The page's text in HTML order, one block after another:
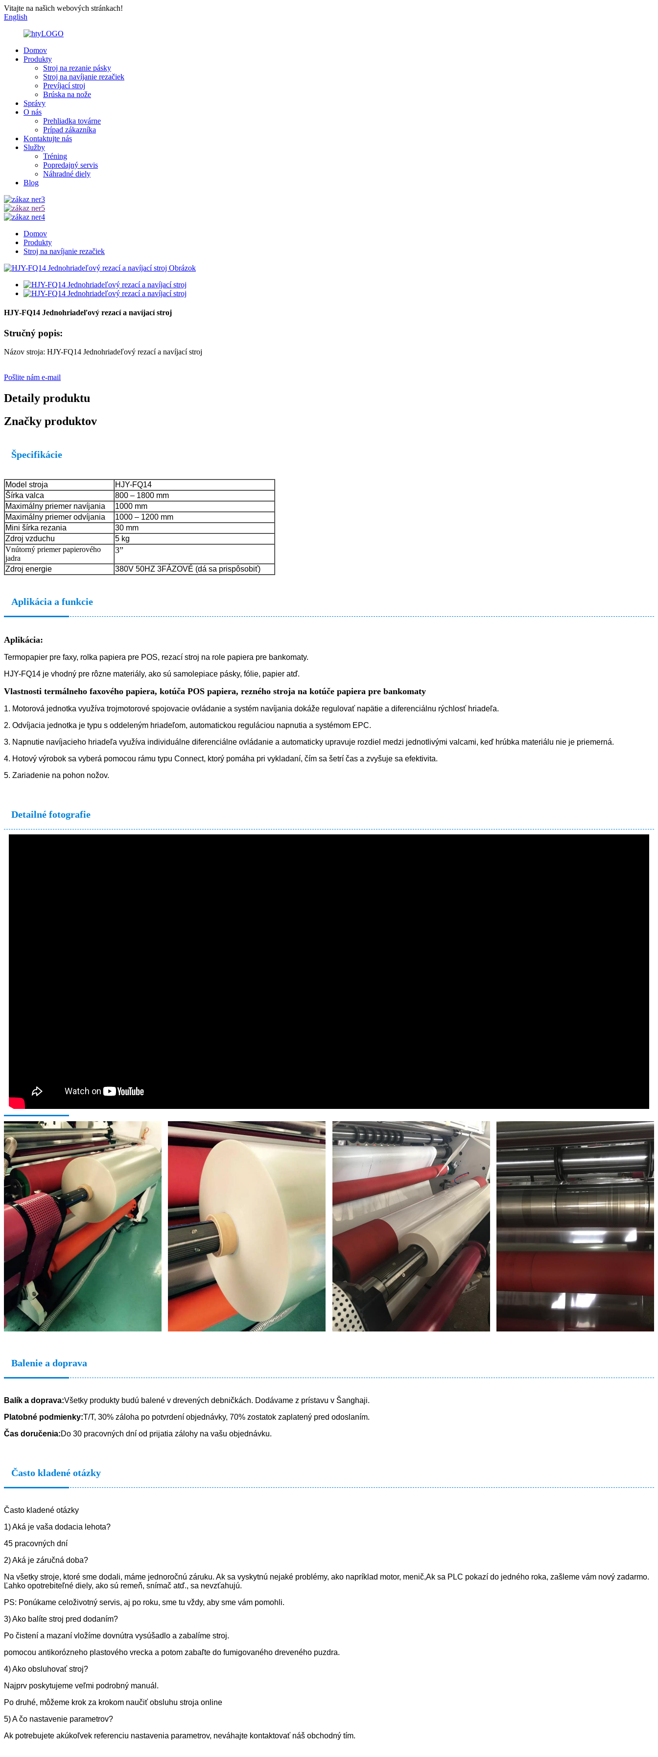
Vitajte na našich webových stránkach!
English
Domov
Produkty
Stroj na rezanie pásky
Stroj na navíjanie rezačiek
Prevíjací stroj
Brúska na nože
Správy
O nás
Prehliadka továrne
Prípad zákazníka
Kontaktujte nás
Služby
Tréning
Popredajný servis
Náhradné diely
Blog
Domov
Produkty
Stroj na navíjanie rezačiek
HJY-FQ14 Jednohriadeľový rezací a navíjací stroj
Stručný popis:
Názov stroja: HJY-FQ14 Jednohriadeľový rezací a navíjací stroj
Pošlite nám e-mail
Detaily produktu
Značky produktov
Špecifikácie
Model stroja
HJY-FQ14
Šírka valca
800 – 1800 mm
Maximálny priemer navíjania
1000 mm
Maximálny priemer odvíjania
1000 – 1200 mm
Mini šírka rezania
30 mm
Zdroj vzduchu
5 kg
Vnútorný priemer papierového
jadra
3”
Zdroj energie 380V 50HZ 3FÁZOVÉ (dá sa prispôsobiť)
Aplikácia a funkcie
Aplikácia:
Termopapier pre faxy, rolka papiera pre POS, rezací stroj na role papiera pre bankomaty.
HJY-FQ14 je vhodný pre rôzne materiály, ako sú samolepiace pásky, fólie, papier atď.
Vlastnosti termálneho faxového papiera, kotúča POS papiera, rezného stroja na kotúče papiera pre bankomaty
1. Motorová jednotka využíva trojmotorové spojovacie ovládanie a systém navíjania dokáže regulovať napätie a diferenciálnu rýchlosť hriadeľa.
2. Odvíjacia jednotka je typu s oddeleným hriadeľom, automatickou reguláciou napnutia a systémom EPC.
3. Napnutie navíjacieho hriadeľa využíva individuálne diferenciálne ovládanie a automaticky upravuje rozdiel medzi jednotlivými valcami, keď hrúbka materiálu nie je priemerná.
4. Hotový výrobok sa vyberá pomocou rámu typu Connect, ktorý pomáha pri vykladaní, čím sa šetrí čas a zvyšuje sa efektivita.
5. Zariadenie na pohon nožov.
Detailné fotografie
Balenie a doprava
Balík a doprava:Všetky produkty budú balené v drevených debničkách. Dodávame z prístavu v Šanghaji.
Platobné podmienky:T/T, 30% záloha po potvrdení objednávky, 70% zostatok zaplatený pred odoslaním.
Čas doručenia:Do 30 pracovných dní od prijatia zálohy na vašu objednávku.
Často kladené otázky
Často kladené otázky
1) Aká je vaša dodacia lehota?
45 pracovných dní
2) Aká je záručná doba?
Na všetky stroje, ktoré sme dodali, máme jednoročnú záruku. Ak sa vyskytnú nejaké problémy, ako napríklad motor, menič,Ak sa PLC pokazí do jedného roka, zašleme vám nový zadarmo.
Ľahko opotrebiteľné diely, ako sú remeň, snímač atď., sa nevzťahujú.
PS: Ponúkame celoživotný servis, aj po roku, sme tu vždy, aby sme vám pomohli.
3) Ako balíte stroj pred dodaním?
Po čistení a mazaní vložíme dovnútra vysúšadlo a zabalíme stroj.
pomocou antikorózneho plastového vrecka a potom zabaľte do fumigovaného dreveného puzdra.
4) Ako obsluhovať stroj?
Najprv poskytujeme veľmi podrobný manuál.
Po druhé, môžeme krok za krokom naučiť obsluhu stroja online
5) A čo nastavenie parametrov?
Ak potrebujete akúkoľvek referenciu nastavenia parametrov, neváhajte kontaktovať náš obchodný tím.